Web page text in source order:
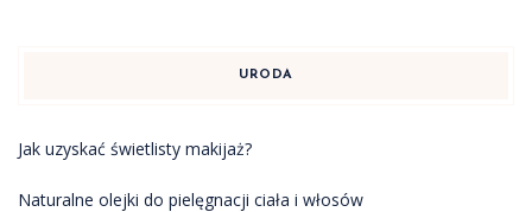
URODA
Jak uzyskać świetlisty makijaż?
Naturalne olejki do pielęgnacji ciała i włosów